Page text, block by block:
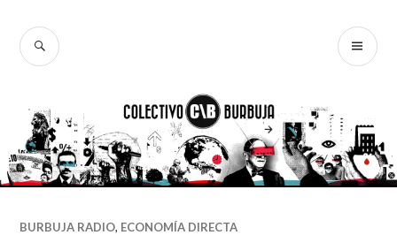
contenido
BUSCAR
BURBUJA RADIO, ECONOMÍA DIRECTA